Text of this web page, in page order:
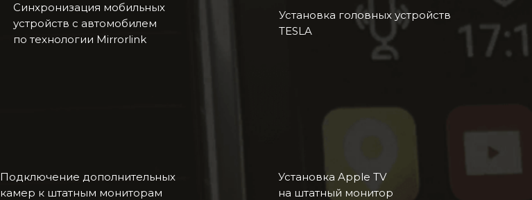
Установка Apple TV
на штатный монитор
Подключение дополнительных
камер к штатным мониторам
Установка головных устройств
TESLA
Синхронизация мобильных
устройств с автомобилем
по технологии Mirrorlink